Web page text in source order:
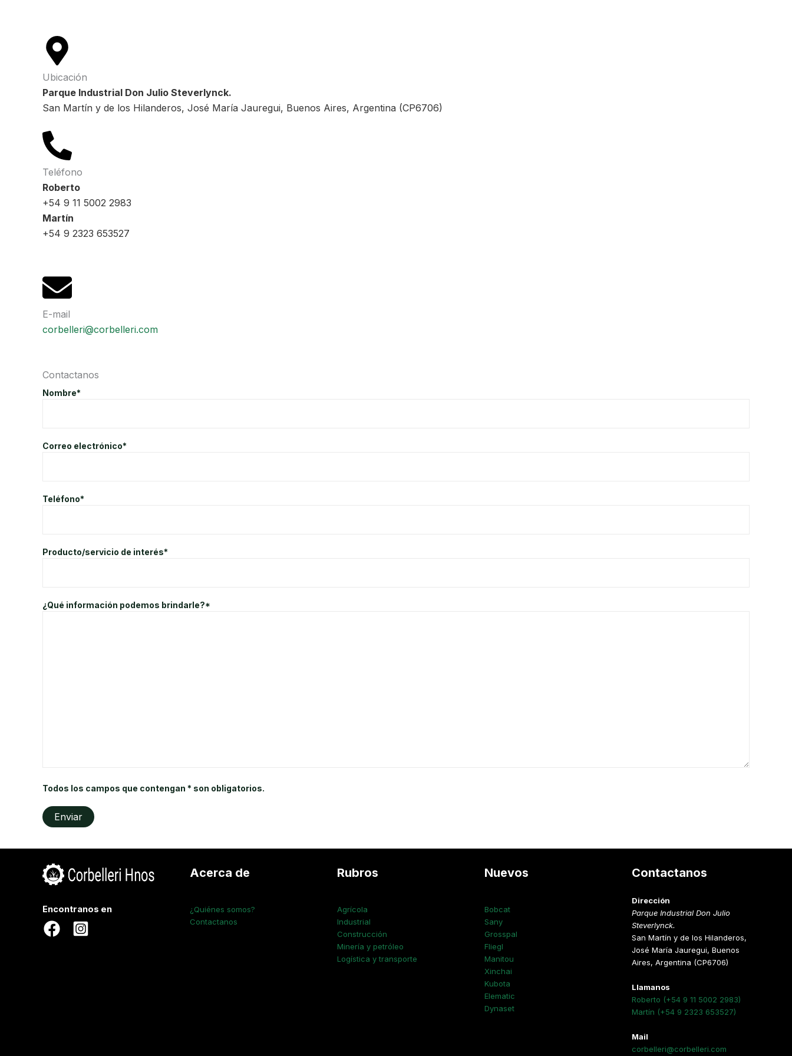
Ubicación
Parque Industrial Don Julio Steverlynck.
San Martín y de los Hilanderos, José María Jauregui, Buenos Aires, Argentina (CP6706)
Teléfono
Roberto
+54 9 11 5002 2983
Martín
+54 9 2323 653527
E-mail
corbelleri@corbelleri.com
Contactanos
Nombre*
Correo electrónico*
Teléfono*
Producto/servicio de interés*
¿Qué información podemos brindarle?*
Todos los campos que contengan * son obligatorios.
Encontranos en
Acerca de
¿Quiénes somos?
Contactanos
Rubros
Agrícola
Industrial
Construcción
Minería y petróleo
Logística y transporte
Nuevos
Bobcat
Sany
Grosspal
Fliegl
Manitou
Xinchai
Kubota
Elematic
Dynaset
Contactanos
Dirección
Parque Industrial Don Julio
Steverlynck.
San Martín y de los Hilanderos,
José María Jauregui, Buenos
Aires, Argentina (CP6706)
Llamanos
Roberto (+54 9 11 5002 2983)
Martín (+54 9 2323 653527)
Mail
corbelleri@corbelleri.com